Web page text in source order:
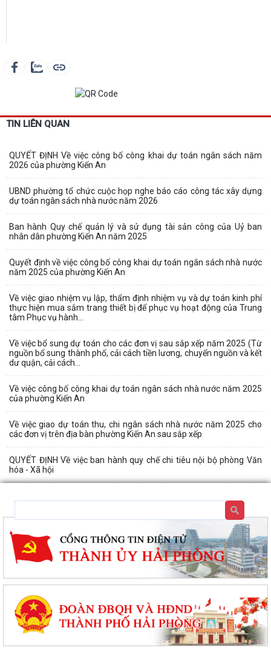
TIN LIÊN QUAN
QUYẾT ĐỊNH Về việc công bố công khai dự toán ngân sách năm
2026 của phường Kiến An
UBND phường tổ chức cuộc họp nghe báo cáo công tác xây dựng
dự toán ngân sách nhà nước năm 2026
Ban hành Quy chế quản lý và sử dụng tài sản công của Uỷ ban
nhân dân phường Kiến An năm 2025
Quyết định về việc công bố công khai dự toán ngân sách nhà nước
năm 2025 của phường Kiến An
Về việc giao nhiệm vụ lập, thẩm định nhiệm vụ và dự toán kinh phí
thực hiện mua sắm trang thiết bị để phục vụ hoạt động của Trung
tâm Phục vụ hành...
Về việc bổ sung dự toán cho các đơn vị sau sắp xếp năm 2025 (Từ
nguồn bổ sung thành phố, cải cách tiền lương, chuyển nguồn và kết
dư quận, cải cách...
Về việc công bố công khai dự toán ngân sách nhà nước năm 2025
của phường Kiến An
Về việc giao dự toán thu, chi ngân sách nhà nước năm 2025 cho
các đơn vị trên địa bàn phường Kiến An sau sắp xếp
QUYẾT ĐỊNH Về việc ban hành quy chế chi tiêu nội bộ phòng Văn
hóa - Xã hội